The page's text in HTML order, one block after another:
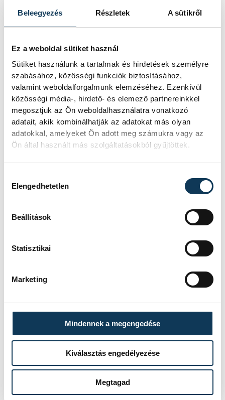
Beleegyezés Részletek A sütikről
Ez a weboldal sütiket használ
Sütiket használunk a tartalmak és hirdetések személyre
szabásához, közösségi funkciók biztosításához,
valamint weboldalforgalmunk elemzéséhez. Ezenkívül
közösségi média-, hirdető- és elemező partnereinkkel
megosztjuk az Ön weboldalhasználatra vonatkozó
adatait, akik kombinálhatják az adatokat más olyan
adatokkal, amelyeket Ön adott meg számukra vagy az
Ön által használt más szolgáltatásokból gyűjtöttek.
Elengedhetetlen
Beállítások
Statisztikai
Marketing
Mindennek a megengedése
Kiválasztás engedélyezése
Megtagad
www.nyiradracing.world oldalon lehet majd
hamarosan kezdődik.
sport autósport
rali
Nyirád
SZERZŐ